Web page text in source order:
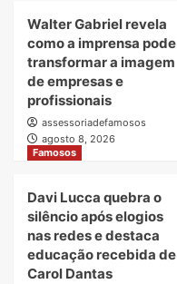
Walter Gabriel revela
como a imprensa pode
transformar a imagem
de empresas e
profissionais
assessoriadefamosos
agosto 8, 2026
Famosos
Davi Lucca quebra o
silêncio após elogios
nas redes e destaca
educação recebida de
Carol Dantas